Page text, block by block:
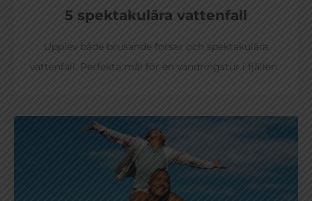
5 spektakulära vattenfall
Upplev både brusande forsar och spektakulära
vattenfall. Perfekta mål för en vandringstur i fjällen.